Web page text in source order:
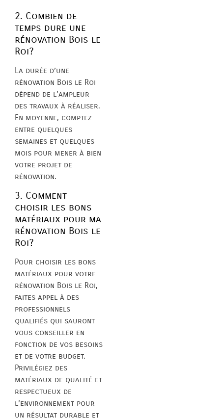
2. Combien de
temps dure une
rénovation Bois le
Roi?
La durée d’une
rénovation Bois le Roi
dépend de l’ampleur
des travaux à réaliser.
En moyenne, comptez
entre quelques
semaines et quelques
mois pour mener à bien
votre projet de
rénovation.
3. Comment
choisir les bons
matériaux pour ma
rénovation Bois le
Roi?
Pour choisir les bons
matériaux pour votre
rénovation Bois le Roi,
faites appel à des
professionnels
qualifiés qui sauront
vous conseiller en
fonction de vos besoins
et de votre budget.
Privilégiez des
matériaux de qualité et
respectueux de
l’environnement pour
un résultat durable et